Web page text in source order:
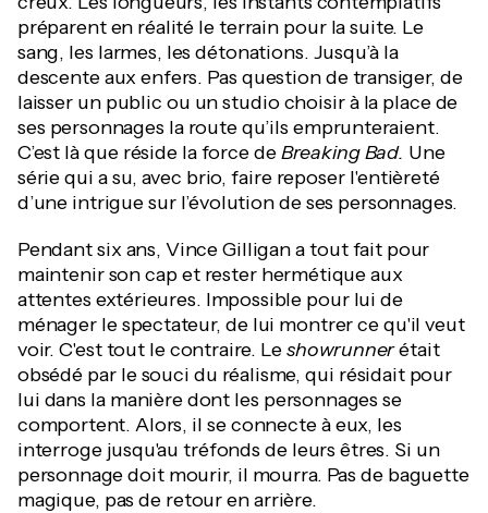
préparent en réalité le terrain pour la suite. Le
sang, les larmes, les détonations. Jusqu’à la
descente aux enfers. Pas question de transiger, de
laisser un public ou un studio choisir à la place de
ses personnages la route qu’ils emprunteraient.
C’est là que réside la force deBreaking Bad. Une
série qui a su, avec brio, faire reposer l'entièreté
d’une intrigue sur l’évolution de ses personnages.
Pendant six ans, Vince Gilligan a tout fait pour
maintenir son cap et rester hermétique aux
attentes extérieures. Impossible pour lui de
ménager le spectateur, de lui montrer ce qu'il veut
voir. C'est tout le contraire. Leshowrunnerétait
obsédé par le souci du réalisme, qui résidait pour
lui dans la manière dont les personnages se
comportent. Alors, il se connecte à eux, les
interroge jusqu'au tréfonds de leurs êtres. Si un
personnage doit mourir, il mourra. Pas de baguette
magique, pas de retour en arrière.